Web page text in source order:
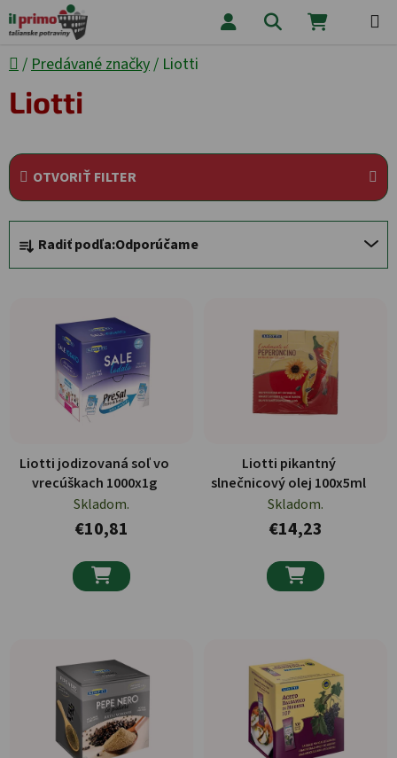
Prejsť na obsah Hľadať
Domov
/ Predávané značky/ Liotti
Liotti
OTVORIŤ FILTER
Radenie produktov
Radiť podľa:Odporúčame
Liotti jodizovaná soľ vo
vrecúškach 1000x1g
Skladom.
€10,81

Liotti pikantný
slnečnicový olej 100x5ml
Skladom.
€14,23
